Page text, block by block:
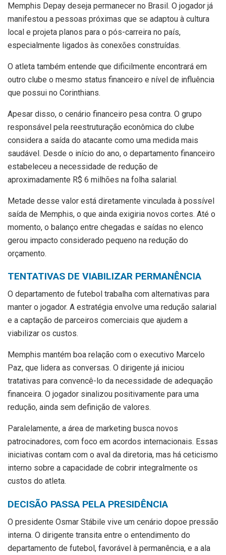
Memphis Depay deseja permanecer no Brasil. O jogador já
manifestou a pessoas próximas que se adaptou à cultura
local e projeta planos para o pós-carreira no país,
especialmente ligados às conexões construídas.
O atleta também entende que dificilmente encontrará em
outro clube o mesmo status financeiro e nível de influência
que possui no Corinthians.
Apesar disso, o cenário financeiro pesa contra. O grupo
responsável pela reestruturação econômica do clube
considera a saída do atacante como uma medida mais
saudável. Desde o início do ano, o departamento financeiro
estabeleceu a necessidade de redução de
aproximadamente R$ 6 milhões na folha salarial.
Metade desse valor está diretamente vinculada à possível
saída de Memphis, o que ainda exigiria novos cortes. Até o
momento, o balanço entre chegadas e saídas no elenco
gerou impacto considerado pequeno na redução do
orçamento.
TENTATIVAS DE VIABILIZAR PERMANÊNCIA
O departamento de futebol trabalha com alternativas para
manter o jogador. A estratégia envolve uma redução salarial
e a captação de parceiros comerciais que ajudem a
viabilizar os custos.
Memphis mantém boa relação com o executivo Marcelo
Paz, que lidera as conversas. O dirigente já iniciou
tratativas para convencê-lo da necessidade de adequação
financeira. O jogador sinalizou positivamente para uma
redução, ainda sem definição de valores.
Paralelamente, a área de marketing busca novos
patrocinadores, com foco em acordos internacionais. Essas
iniciativas contam com o aval da diretoria, mas há ceticismo
interno sobre a capacidade de cobrir integralmente os
custos do atleta.
DECISÃO PASSA PELA PRESIDÊNCIA
O presidente Osmar Stábile vive um cenário dopoe pressão
interna. O dirigente transita entre o entendimento do
departamento de futebol, favorável à permanência, e a ala